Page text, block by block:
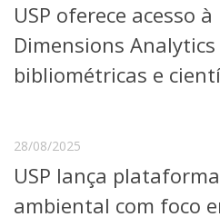
Telefones e Mapas
Pessoas
Graduação
Cursos de Extensão
Pesquisa e Inovação
Linhas de Pesquisa
USP oferece acesso
Dimensions
bibliométricas e
28/08/2025
USP lança
ambiental com foco